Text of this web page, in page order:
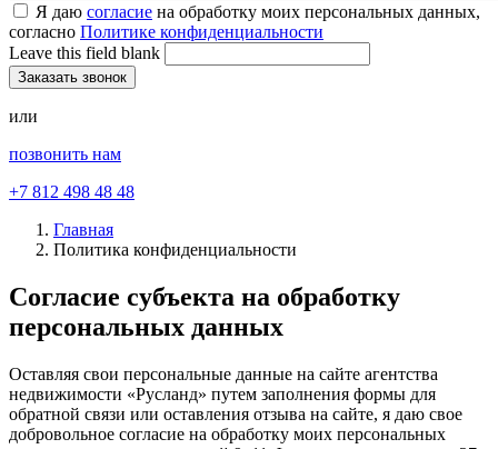
Я даю согласие на обработку моих персональных данных,
согласно Политике конфиденциальности
Leave this field blank
или
позвонить нам
+7 812 498 48 48
Главная
Политика конфиденциальности
Согласие субъекта на обработку
персональных данных
Оставляя свои персональные данные на сайте агентства
недвижимости «Русланд» путем заполнения формы для
обратной связи или оставления отзыва на сайте, я даю свое
добровольное согласие на обработку моих персональных